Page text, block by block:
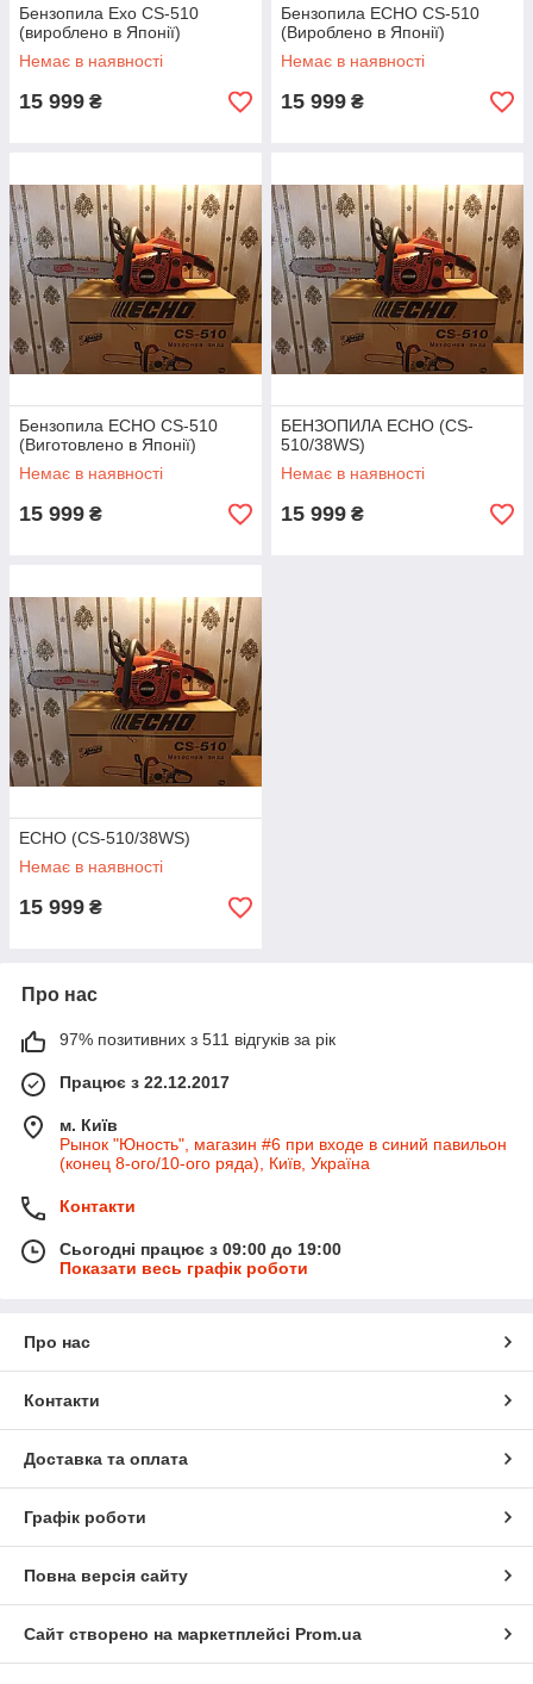
Бензопила Ехо CS-510
(вироблено в Японії)
Немає в наявності
15 999 ₴
Бензопила ECHO CS-510
(Вироблено в Японії)
Немає в наявності
15 999 ₴
Бензопила ECHO CS-510
(Виготовлено в Японії)
Немає в наявності
15 999 ₴
БЕНЗОПИЛА ECHO (CS-
510/38WS)
Немає в наявності
15 999 ₴
ECHO (CS-510/38WS)
Немає в наявності
15 999 ₴
Про нас
97% позитивних з 511 відгуків за рік
Працює з 22.12.2017
м. Київ
Рынок "Юность", магазин #6 при входе в синий павильон
(конец 8-ого/10-ого ряда), Київ, Україна
Контакти
Сьогодні працює з 09:00 до 19:00
Показати весь графік роботи
Про нас
Контакти
Доставка та оплата
Графік роботи
Повна версія сайту
Сайт створено на маркетплейсі Prom.ua